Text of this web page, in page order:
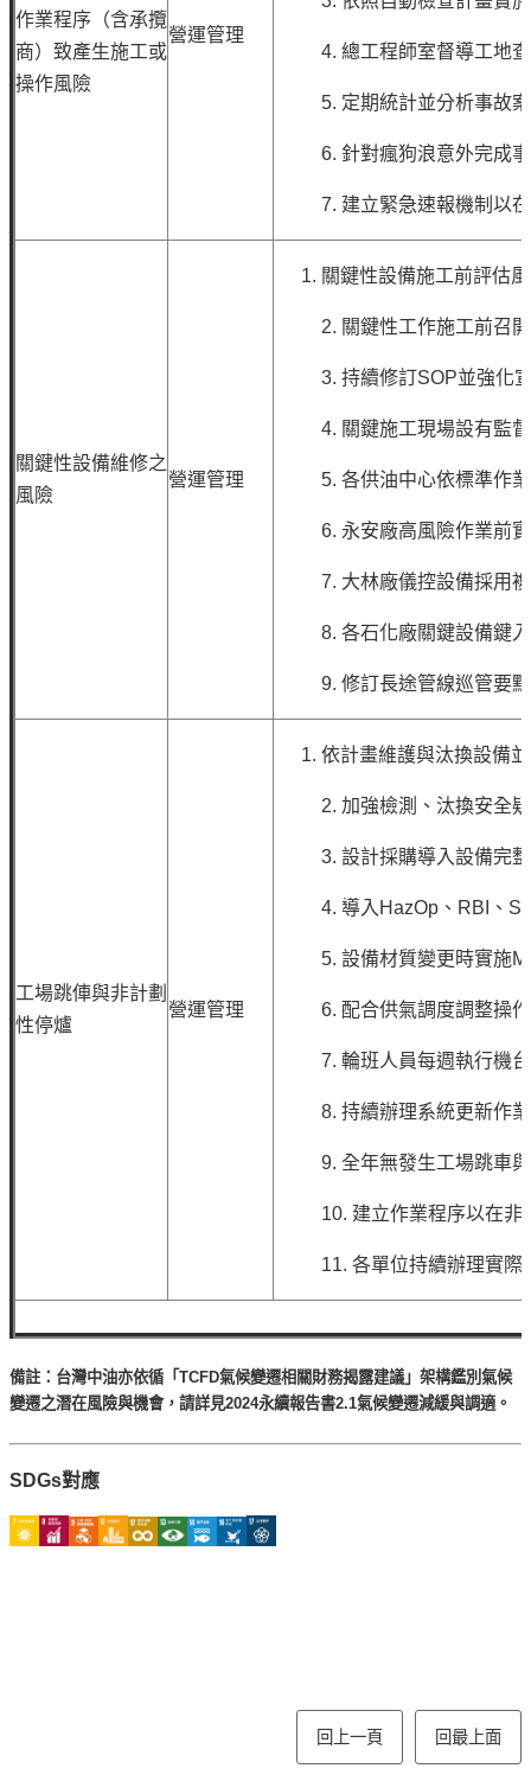
作業程序（含承攬
商）致產生施工或
操作風險
營運管理
4. 總工程師室督導工地
5. 定期統計並分析事故
6. 針對瘋狗浪意外完成
7. 建立緊急速報機制以
關鍵性設備維修之
風險
營運管理
關鍵性設備施工前評估
2. 關鍵性工作施工前召
3. 持續修訂SOP並強化
4. 關鍵施工現場設有監
5. 各供油中心依標準作
6. 永安廠高風險作業前
7. 大林廠儀控設備採用
8. 各石化廠關鍵設備鍵
9. 修訂長途管線巡管要
工場跳俥與非計劃
性停爐
營運管理
依計畫維護與汰換設備
2. 加強檢測、汰換安全
3. 設計採購導入設備完
4. 導入HazOp、RBI、
5. 設備材質變更時實施
6. 配合供氣調度調整操
7. 輪班人員每週執行機
8. 持續辦理系統更新作
9. 全年無發生工場跳車
10. 建立作業程序以在
11. 各單位持續辦理實際
備註：台灣中油亦依循「TCFD氣候變遷相關財務揭露建議」架構鑑別氣候
變遷之潛在風險與機會，請詳見2024永續報告書2.1氣候變遷減緩與調適。
SDGs對應
回上一頁 回最上面